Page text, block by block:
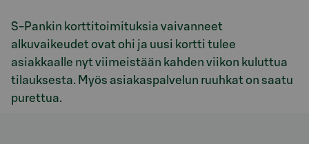
S-Pankin korttitoimituksia vaivanneet
alkuvaikeudet ovat ohi ja uusi kortti tulee
asiakkaalle nyt viimeistään kahden viikon kuluttua
tilauksesta. Myös asiakaspalvelun ruuhkat on saatu
purettua.